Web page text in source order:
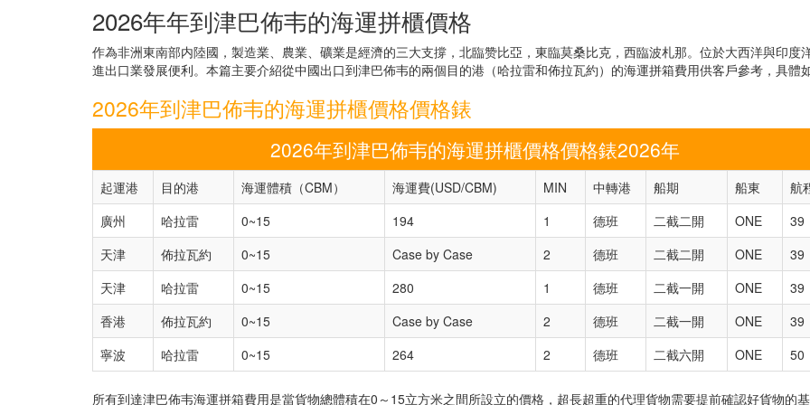
2026年年到津巴佈韦的海運拼櫃價格
作為非洲東南部内陸國，製造業、農業、礦業是經濟的三大支撐，北臨赞比亞，東臨莫桑比克，西臨波札那。位於大西洋與印度
進出口業發展便利。本篇主要介紹從中國出口到津巴佈韦的兩個目的港（哈拉雷和佈拉瓦約）的海運拼箱費用供客戶參考，具體
2026年到津巴佈韦的海運拼櫃價格價格錶
2026年到津巴佈韦的海運拼櫃價格價格錶2026年
起運港 目的港 海運體積（CBM） 海運費(USD/CBM) MIN 中轉港 船期 船東
航
廣州
哈拉雷 0~15 194 1 德班 二截二開 ONE
39
天津
佈拉瓦約 0~15 Case by Case 2 德班 二截二開 ONE
39
天津
哈拉雷 0~15 280 1 德班 二截一開 ONE
39
香港
佈拉瓦約 0~15 Case by Case 2 德班 二截一開 ONE
39
寧波
哈拉雷 0~15 264 2 德班 二截六開 ONE 50
所有到達津巴佈韦海運拼箱費用是當貨物總體積在0～15立方米之間所設立的價格，超長超重的代理貨物需要提前確認好貨物的